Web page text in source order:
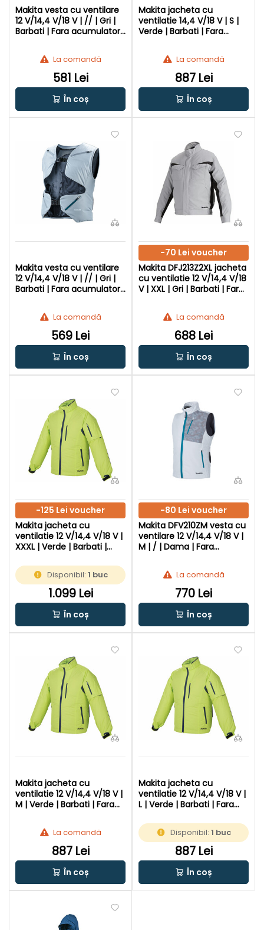
Makita vesta cu ventilare
12 V/14,4 V/18 V | // | Gri |
Barbati | Fara acumulator
La comandă
581 Lei
În coș
Makita jacheta cu
ventilatie 14,4 V/18 V | S |
Verde | Barbati | Fara
La comandă
887 Lei
În coș
Makita vesta cu ventilare
12 V/14,4 V/18 V | // | Gri |
Barbati | Fara acumulator
La comandă
569 Lei
În coș
-70 Lei voucher
Makita DFJ213Z2XL jacheta
cu ventilatie 12 V/14,4 V/18
V | XXL | Gri | Barbati | Fara
La comandă
688 Lei
În coș
-125 Lei voucher
Makita jacheta cu
ventilatie 12 V/14,4 V/18 V |
XXXL | Verde | Barbati |
incarcator
Disponibil: 1 buc
1.099 Lei
În coș
-80 Lei voucher
Makita DFV210ZM vesta cu
ventilare 12 V/14,4 V/18 V |
M | / | Dama | Fara
La comandă
770 Lei
În coș
Makita jacheta cu
ventilatie 12 V/14,4 V/18 V |
M | Verde | Barbati | Fara
La comandă
887 Lei
În coș
Makita jacheta cu
ventilatie 12 V/14,4 V/18 V |
L | Verde | Barbati | Fara
Disponibil: 1 buc
887 Lei
În coș